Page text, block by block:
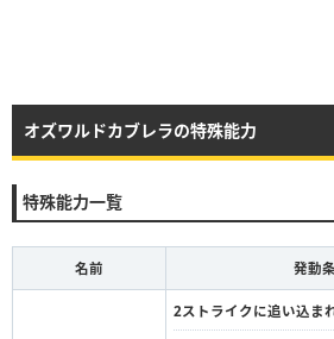
オズワルドカブレラの特殊能力
特殊能力一覧
名前 発動
2ストライクに追い込ま